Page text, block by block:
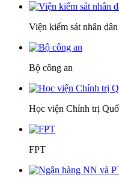
Viện kiểm sát nhân
Bộ công an
Học viện Chính trị
FPT